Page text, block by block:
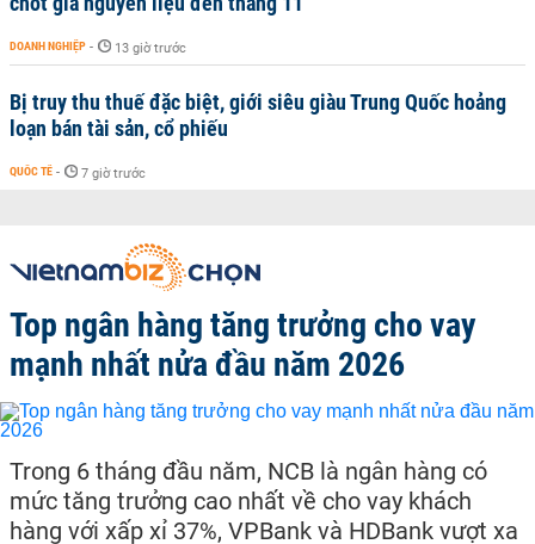
DOANH NGHIỆP - 13 giờ trước
Bị truy thu thuế đặc biệt, giới siêu giàu Trung Quốc hoảng
loạn bán tài sản, cổ phiếu
QUỐC TẾ - 7 giờ trước
Top ngân hàng tăng trưởng cho vay
mạnh nhất nửa đầu năm 2026
Trong 6 tháng đầu năm, NCB là ngân hàng có
mức tăng trưởng cao nhất về cho vay khách
hàng với xấp xỉ 37%, VPBank và HDBank vượt xa